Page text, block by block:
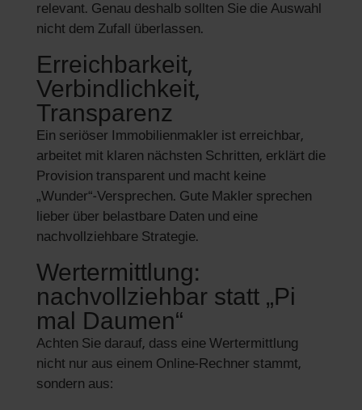
relevant. Genau deshalb sollten Sie die Auswahl
nicht dem Zufall überlassen.
Erreichbarkeit,
Verbindlichkeit,
Transparenz
Ein seriöser Immobilienmakler ist erreichbar,
arbeitet mit klaren nächsten Schritten, erklärt die
Provision transparent und macht keine
„Wunder“-Versprechen. Gute Makler sprechen
lieber über belastbare Daten und eine
nachvollziehbare Strategie.
Wertermittlung:
nachvollziehbar statt „Pi
mal Daumen“
Achten Sie darauf, dass eine Wertermittlung
nicht nur aus einem Online-Rechner stammt,
sondern aus: